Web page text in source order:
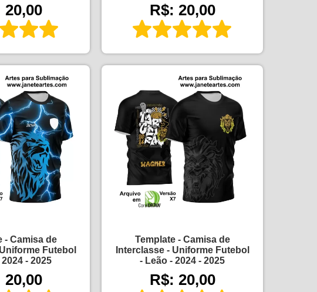
20,00 R$: 20,00
- Camisa de
Futebol
- 2025
20,00
Template - Camisa de
Interclasse - Uniforme Futebol
- Leão - 2024 - 2025
R$: 20,00